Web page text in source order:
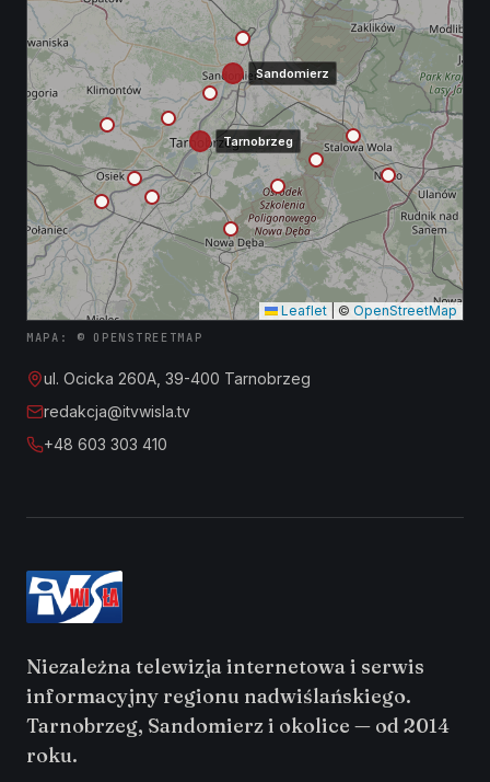
Tarnobrzeg
Sandomierz
Leaflet © OpenStreetMap
MAPA: © OPENSTREETMAP
ul. Ocicka 260A, 39-400 Tarnobrzeg
redakcja@itvwisla.tv
+48 603 303 410
Niezależna telewizja internetowa i serwis
informacyjny regionu nadwiślańskiego.
Tarnobrzeg, Sandomierz i okolice — od 2014
roku.